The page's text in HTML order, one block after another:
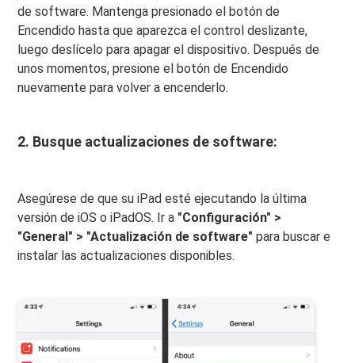
de software. Mantenga presionado el botón de
Encendido hasta que aparezca el control deslizante,
luego deslícelo para apagar el dispositivo. Después de
unos momentos, presione el botón de Encendido
nuevamente para volver a encenderlo.
2. Busque actualizaciones de software:
Asegúrese de que su iPad esté ejecutando la última
versión de iOS o iPadOS. Ir a "Configuración" >
"General" > "Actualización de software" para buscar e
instalar las actualizaciones disponibles.